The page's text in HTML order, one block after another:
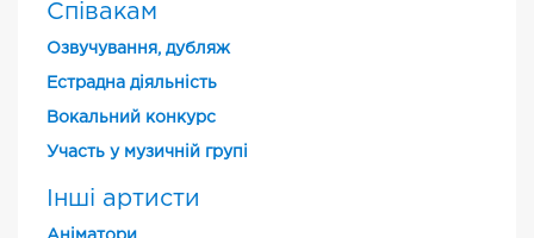
Співакам
Озвучування, дубляж
Естрадна діяльність
Вокальний конкурс
Участь у музичній групі
Інші артисти